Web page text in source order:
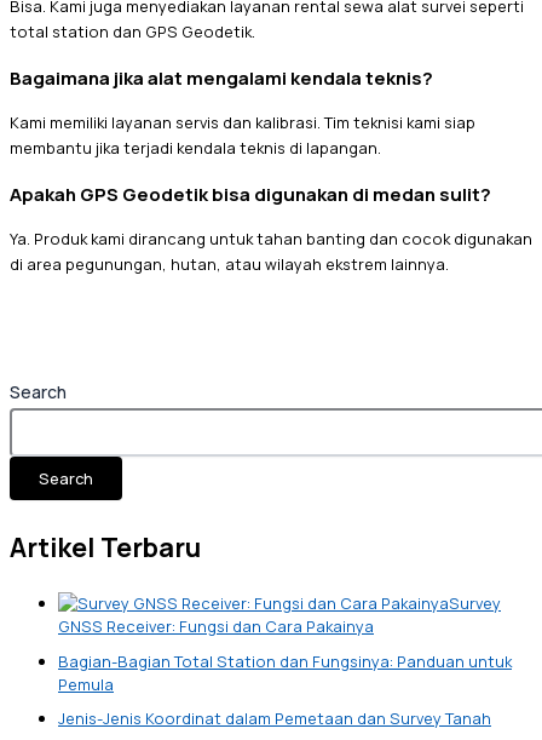
Search
Search
Artikel Terbaru
Survey
GNSS Receiver: Fungsi dan Cara Pakainya
Bagian-Bagian Total Station dan Fungsinya: Panduan untuk
Pemula
Jenis-Jenis Koordinat dalam Pemetaan dan Survey Tanah
Bisa. Kami juga menyediakan layanan rental sewa alat survei seperti
total station dan GPS Geodetik.
Bagaimana jika alat mengalami kendala teknis?
Kami memiliki layanan servis dan kalibrasi. Tim teknisi kami siap
membantu jika terjadi kendala teknis di lapangan.
Apakah GPS Geodetik bisa digunakan di medan sulit?
Ya. Produk kami dirancang untuk tahan banting dan cocok digunakan
di area pegunungan, hutan, atau wilayah ekstrem lainnya.